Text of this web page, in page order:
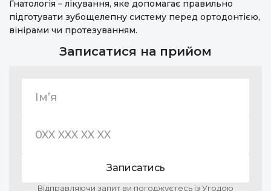
Гнатологія – лікування, яке допомагає правильно
підготувати зубощелепну систему перед ортодонтією,
вінірами чи протезуванням.
Записатися на прийом
Записатись
Відправляючи запит ви погоджуєтесь із Угодою